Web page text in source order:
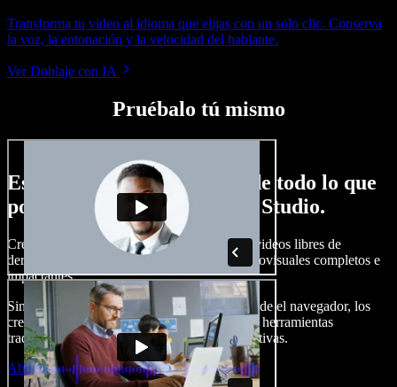
Transforma tu video al idioma que elijas con un solo clic. Conserva
la voz, la entonación y la velocidad del hablante.
Ver Doblaje con IA
Pruébalo tú mismo
Esto es solo una probadita de todo lo que
podrás hacer con Speechify Studio.
Crea locuciones, agrega imágenes, audios y videos libres de
derechos, clona tu voz y arma proyectos audiovisuales completos e
impactantes.
Sin curva de aprendizaje y todo accesible desde el navegador, los
creadores de contenido pueden dejar atrás las herramientas
tradicionales y dar vida a todas sus ideas creativas.
Abrir Studio